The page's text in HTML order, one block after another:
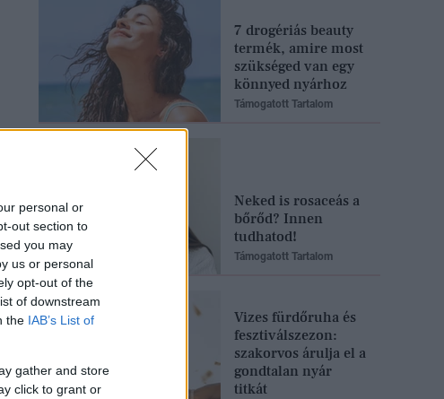
personal or
out section to
you may
us or personal
opt-out of the
of downstream
the IAB’s List of
gather and store
click to grant or
7 drogériás beauty
termék, amire most
szükséged van egy
könnyed nyárhoz
Támogatott Tartalom
Neked is rosaceás a
bőrőd? Innen
tudhatod!
Támogatott Tartalom
Vizes fürdőruha és
fesztiválszezon:
szakorvos árulja el a
gondtalan nyár
titkát